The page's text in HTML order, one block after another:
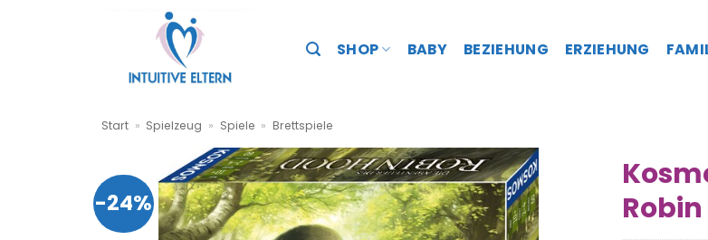
SHOP BABY BEZIEHUNG ERZIEHUNG
Start » Spielzeug » Spiele » Brettspiele
-24%